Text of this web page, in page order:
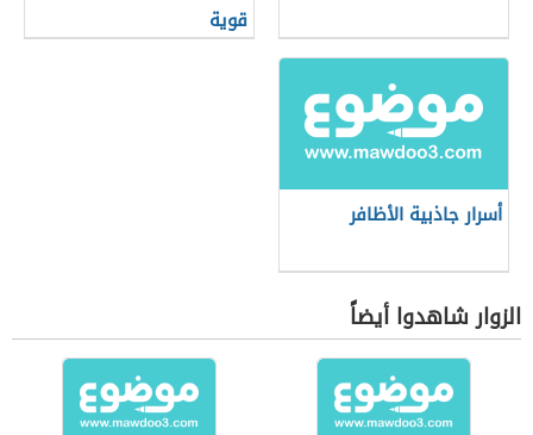
قوية
أسرار جاذبية الأظافر
الزوار شاهدوا أيضاً